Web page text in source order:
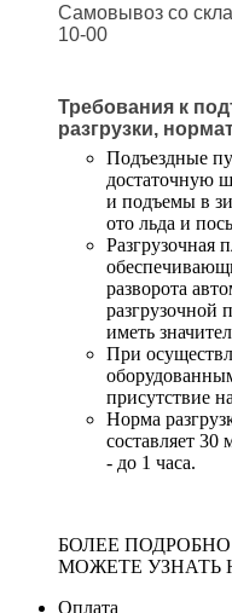
Самовывоз со
10-00
Требования к
разгрузки,
Подъездные
достаточную
и подъемы в
ото льда и
Разгрузочная
разворота
разгрузочной
иметь
При
присутствие
Норма
составляет
- до 1 часа.
БОЛЕЕ
МОЖЕТЕ УЗНАТЬ
Оплата